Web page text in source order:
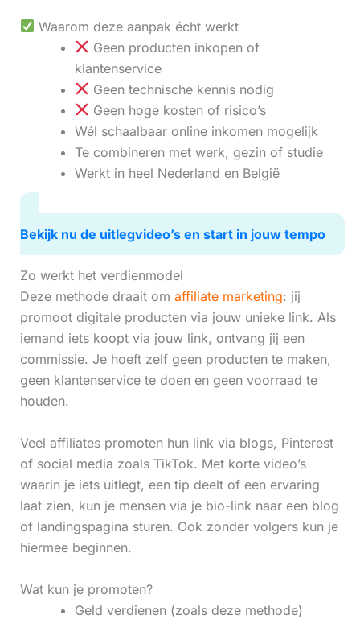
Waarom deze aanpak écht werkt
Geen producten inkopen of
klantenservice
Geen technische kennis nodig
Geen hoge kosten of risico’s
Wél schaalbaar online inkomen mogelijk
Te combineren met werk, gezin of studie
Werkt in heel Nederland en België
Bekijk nu de uitlegvideo’s en start in jouw tempo
Zo werkt het verdienmodel
Deze methode draait om affiliate marketing: jij
promoot digitale producten via jouw unieke link. Als
iemand iets koopt via jouw link, ontvang jij een
commissie. Je hoeft zelf geen producten te maken,
geen klantenservice te doen en geen voorraad te
houden.
Veel affiliates promoten hun link via blogs, Pinterest
of social media zoals TikTok. Met korte video’s
waarin je iets uitlegt, een tip deelt of een ervaring
laat zien, kun je mensen via je bio-link naar een blog
of landingspagina sturen. Ook zonder volgers kun je
hiermee beginnen.
Wat kun je promoten?
Geld verdienen (zoals deze methode)